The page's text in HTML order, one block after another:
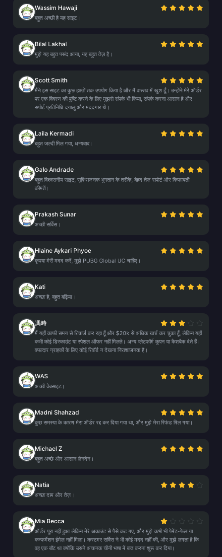
Wassim Hawaji
बहुत अच्छी है यह साइट।
Bilal Lakhal
मुझे यह बहुत पसंद आया, यह बहुत तेज़ है।
Scott Smith
मैंने इस साइट का कुछ हफ़्तों तक उपयोग किया है और मैं वास्तव में खुश हूँ। उन्होंने मेरे ऑर्डर
पर एक विवरण की पुष्टि करने के लिए मुझसे संपर्क भी किया, संपर्क करना आसान है और
सपोर्ट प्रतिनिधि दयालु और मददगार थे।
Laila Kermadi
बहुत जल्दी मिल गया, धन्यवाद।
Galo Andrade
बहुत विश्वसनीय साइट, सुविधाजनक भुगतान के तरीके, बेहद तेज़ सपोर्ट और किफायती
कीमतें।
Prakash Sunar
अच्छी सर्विस।
Hlaine Aykari Phyoe
कृपया मेरी मदद करें, मुझे PUBG Global UC चाहिए।
Kati
अच्छा है, बहुत बढ़िया।
馮時
मैं यहाँ काफी समय से रिचार्ज कर रहा हूँ और $20k से अधिक खर्च कर चुका हूँ, लेकिन यहाँ
कभी कोई डिस्काउंट या स्पेशल ऑफर नहीं मिलते। अन्य प्लेटफॉर्म कूपन या कैशबैक देते हैं।
वफादार ग्राहकों के लिए कोई रिवॉर्ड न देखना निराशाजनक है।
WAS
अच्छी वेबसाइट।
Madni Shahzad
कुछ समस्या के कारण मेरा ऑर्डर रद्द कर दिया गया था, और मुझे मेरा रिफंड मिल गया।
Michael Z
बहुत अच्छे और आसान लेनदेन।
Natia
अच्छा दाम और तेज़।
Mia Becca
ऑर्डर पूरा नहीं हुआ लेकिन मेरे अकाउंट से पैसे कट गए, और मुझे कभी भी पेमेंट-फेल या
कन्फर्मेशन ईमेल नहीं मिला। कस्टमर सर्विस ने भी कोई मदद नहीं की, और मुझे लगता है कि
वह एक बॉट था क्योंकि उसने अचानक चीनी भाषा में बात करना शुरू कर दिया।